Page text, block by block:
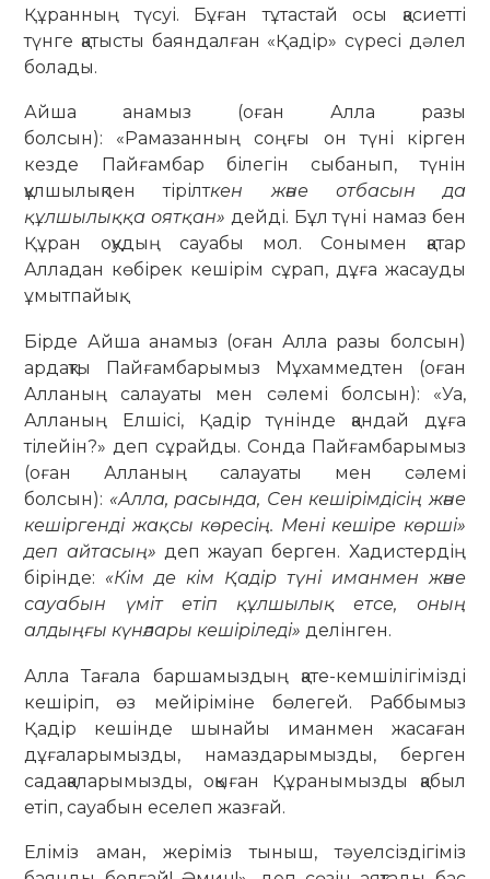
Құранның түсуі. Бұған тұтастай осы қасиетті
түнге қатысты баяндалған «Қадір» сүресі дәлел
болады.
Айша анамыз (оған Алла разы
болсын): «Рамазанның соңғы он түні кірген
кезде Пайғамбар білегін сыбанып, түнін
құлшылықпен тірілткен және отбасын да
құлшылыққа оятқан» дейді. Бұл түні намаз бен
Құран оқудың сауабы мол. Сонымен қатар
Алладан көбірек кешірім сұрап, дұға жасауды
ұмытпайық.
Бірде Айша анамыз (оған Алла разы болсын)
ардақты Пайғамбарымыз Мұхаммедтен (оған
Алланың салауаты мен сәлемі болсын): «Уа,
Алланың Елшісі, Қадір түнінде қандай дұға
тілейін?» деп сұрайды. Сонда Пайғамбарымыз
(оған Алланың салауаты мен сәлемі
болсын): «Алла, расында, Сен кешірімдісің және
кешіргенді жақсы көресің. Мені кешіре көрші»
деп айтасың» деп жауап берген. Хадистердің
бірінде: «Кім де кім Қадір түні иманмен және
сауабын үміт етіп құлшылық етсе, оның
алдыңғы күнәлары кешіріледі» делінген.
Алла Тағала баршамыздың қате-кемшілігімізді
кешіріп, өз мейіріміне бөлегей. Раббымыз
Қадір кешінде шынайы иманмен жасаған
дұғаларымызды, намаздарымызды, берген
садақаларымызды, оқыған Құранымызды қабыл
етіп, сауабын еселеп жазғай.
Еліміз аман, жеріміз тыныш, тәуелсіздігіміз